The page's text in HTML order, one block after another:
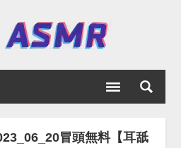
冒頭無料【耳舐